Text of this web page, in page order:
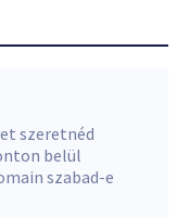
szeretnéd
belül
szabad-e